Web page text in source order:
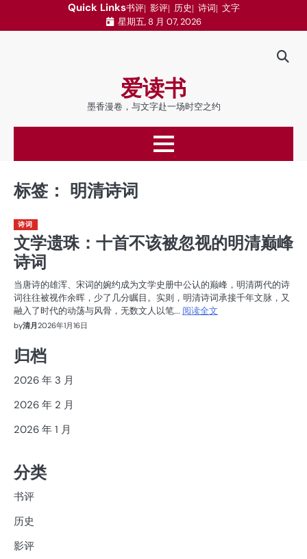
Quick Links书评 影评 历史 诗词 文字
星期五, 8 月 07, 2026
爱读书
墨香漫卷，与文字赴一场时空之约
标签： 明清诗词
诗词
文学遗珠：十首不该被忽视的明清巅峰
诗词
当唐诗的雄浑、宋词的婉约成为文学史册中公认的巅峰，明清两代的诗
词往往被视作余晖，少了几分瞩目。实则，明清诗词承接千年文脉，又
融入了时代的动荡与风骨，无数文人以笔... 阅读全文
by清月2026年1月16日
归档
2026 年 3 月
2026 年 2 月
2026 年 1 月
分类
书评
历史
影评